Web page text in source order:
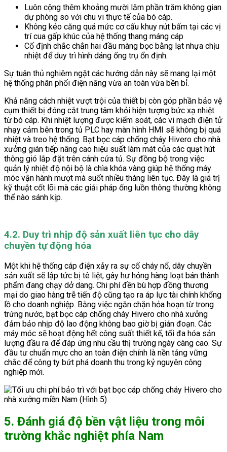
Luôn cộng thêm khoảng mười lăm phần trăm không gian
dự phòng so với chu vi thực tế của bó cáp.
Không kéo căng quá mức cơ cấu khuy nút bấm tại các vị
trí cua gấp khúc của hệ thống thang máng cáp
Cố định chắc chắn hai đầu màng bọc bằng lạt nhựa chịu
nhiệt để duy trì hình dáng ống trụ ổn định.
Sự tuân thủ nghiêm ngặt các hướng dẫn này sẽ mang lại một
hệ thống phân phối điện năng vừa an toàn vừa bền bỉ.
Khả năng cách nhiệt vượt trội của thiết bị còn góp phần bảo vệ
cụm thiết bị đóng cắt trung tâm khỏi hiện tượng bức xạ nhiệt
từ bó cáp. Khi nhiệt lượng được kiểm soát, các vi mạch điện tử
nhạy cảm bên trong tủ PLC hay màn hình HMI sẽ không bị quá
nhiệt và treo hệ thống. Bạt bọc cáp chống cháy Hivero cho nhà
xưởng gián tiếp nâng cao hiệu suất làm mát của các quạt hút
thông gió lắp đặt trên cánh cửa tủ. Sự đồng bộ trong việc
quản lý nhiệt độ nội bộ là chìa khóa vàng giúp hệ thống máy
móc vận hành mượt mà suốt nhiều tháng liên tục. Đây là giá trị
kỹ thuật cốt lõi mà các giải pháp ống luồn thông thường không
thể nào sánh kịp.
4.2. Duy trì nhịp độ sản xuất liên tục cho dây
chuyền tự động hóa
Một khi hệ thống cáp điện xảy ra sự cố cháy nổ, dây chuyền
sản xuất sẽ lập tức bị tê liệt, gây hư hỏng hàng loạt bán thành
phẩm đang chạy dở dang. Chi phí đền bù hợp đồng thương
mại do giao hàng trễ tiến độ cũng tạo ra áp lực tài chính khổng
lồ cho doanh nghiệp. Bằng việc ngăn chặn hỏa hoạn từ trong
trứng nước, bạt bọc cáp chống cháy Hivero cho nhà xưởng
đảm bảo nhịp độ lao động không bao giờ bị gián đoạn. Các
máy móc sẽ hoạt động hết công suất thiết kế, tối đa hóa sản
lượng đầu ra để đáp ứng nhu cầu thị trường ngày càng cao. Sự
đầu tư chuẩn mực cho an toàn điện chính là nền tảng vững
chắc để công ty bứt phá doanh thu trong kỷ nguyên công
nghiệp mới.
5. Đánh giá độ bền vật liệu trong môi
trường khắc nghiệt phía Nam